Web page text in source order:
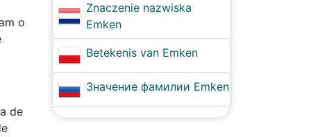
o
de
Znaczenie nazwiska
Emken
Betekenis van Emken
Значение фамилии Emken